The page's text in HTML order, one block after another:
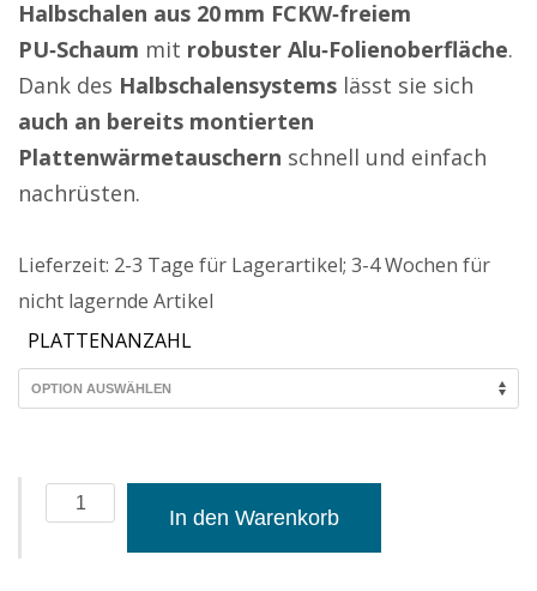
Halbschalen aus 20 mm FCKW‑freiem
PU‑Schaum mit robuster Alu‑Folienoberfläche.
Dank des Halbschalensystems lässt sie sich
auch an bereits montierten
Plattenwärmetauschern schnell und einfach
nachrüsten.
Lieferzeit: 2-3 Tage für Lagerartikel; 3-4 Wochen für
nicht lagernde Artikel
PLATTENANZAHL
Wärmeisolierung
In den Warenkorb